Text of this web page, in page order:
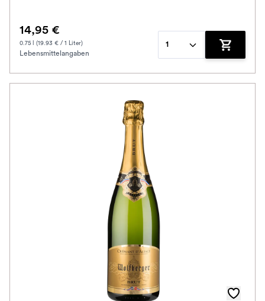
14,95 €
0.75 l (19.93 € / 1 Liter)
Lebensmittelangaben
1
Zum